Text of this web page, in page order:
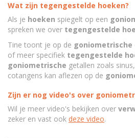
Wat zijn tegengestelde hoeken?
Als je hoeken spiegelt op een
spreken we over tegengestelde
Tine toont je op de goniometrische
of meer specifiek tegengestelde
goniometrische getallen zoals
cotangens kan aflezen op de
Zijn er nog video's over
Wil je meer video's bekijken over
zeker en vast ook deze video.